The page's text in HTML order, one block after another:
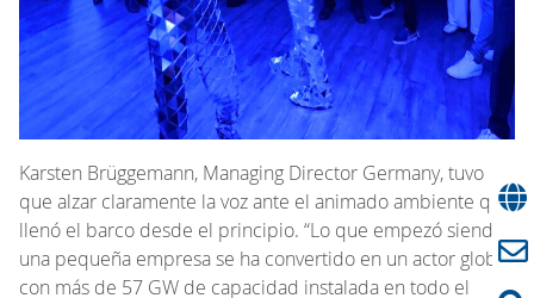
Karsten Brüggemann, Managing Director Germany, tuvo
que alzar claramente la voz ante el animado ambiente que
llenó el barco desde el principio. “Lo que empezó siendo
una pequeña empresa se ha convertido en un actor global
con más de 57 GW de capacidad instalada en todo el